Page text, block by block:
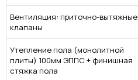
Вентиляция: приточно-вытяжные
клапаны
Утепление пола (монолитной
плиты) 100мм ЭППС + финишная
стяжка пола